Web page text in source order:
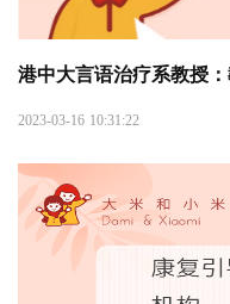
港中大言语治疗系教授
2023-03-16 10:31:22